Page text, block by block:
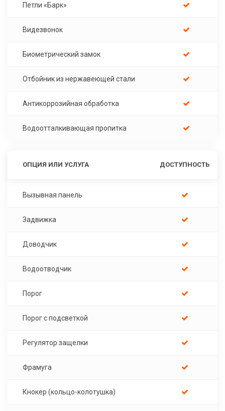
Петли «Барк»
Видезвонок
Биометрический замок
Отбойник из нержавеющей стали
Антикоррозийная обработка
Водоотталкивающая пропитка
ОПЦИЯ ИЛИ УСЛУГА ДОСТУПНОСТЬ
Вызывная панель
Задвижка
Доводчик
Водоотводчик
Порог
Порог с подсветкой
Регулятор защелки
Фрамуга
Кнокер (кольцо-колотушка)